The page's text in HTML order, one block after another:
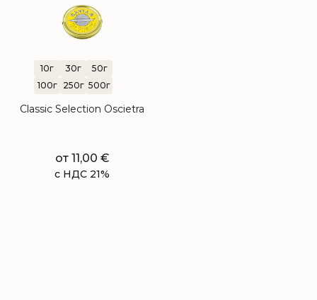
10г 30г
50г
100г
250г 500г
Classic Selection Oscietra
от 11,00 €
с НДС 21%